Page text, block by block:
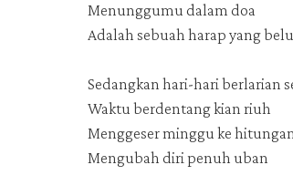
Menunggumu dalam doa
Adalah sebuah harap yang
Sedangkan hari-hari berlarian
Waktu berdentang kian riuh
Menggeser minggu ke
Mengubah diri penuh uban